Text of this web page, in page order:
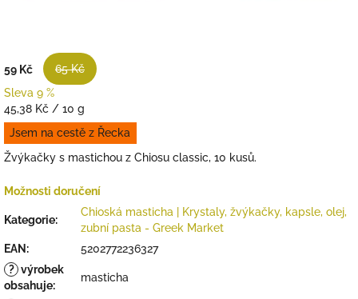
59 Kč
65 Kč
Sleva 9 %
Měrná
cena:
45,38 Kč / 10 g
Jsem na cestě z Řecka
Žvýkačky s mastichou z Chiosu classic, 10 kusů.
Možnosti doručení
Kategorie:
Chioská masticha | Krystaly, žvýkačky, kapsle, olej,
zubní pasta - Greek Market
EAN :
5202772236327
? výrobek
obsahuje:
masticha